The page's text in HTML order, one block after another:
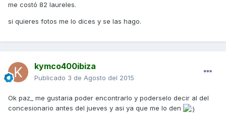
me costó 82 laureles.
si quieres fotos me lo dices y se las hago.
kymco400ibiza
Publicado 3 de Agosto del 2015
Ok paz_ me gustaria poder encontrarlo y poderselo decir al del
concesionario antes del jueves y asi ya que me lo den